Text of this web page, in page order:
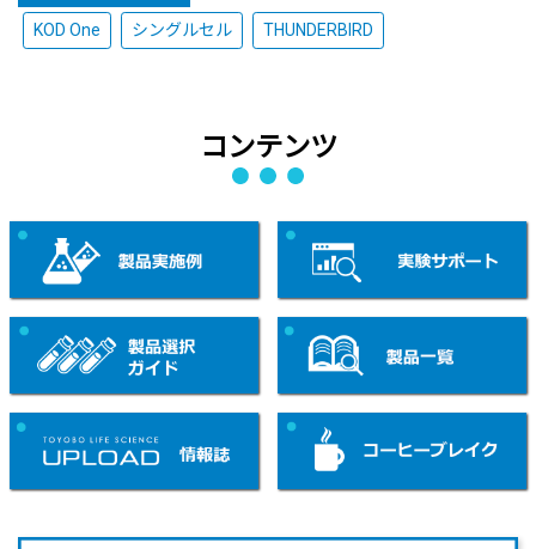
KOD One シングルセル THUNDERBIRD
コンテンツ